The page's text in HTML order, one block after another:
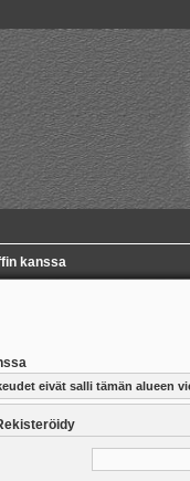
kanssa
eivät salli tämän alueen